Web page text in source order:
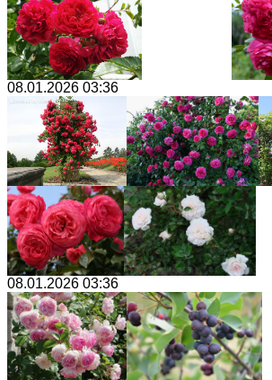
08.01.2026 03:36
08.01.2026 03:36